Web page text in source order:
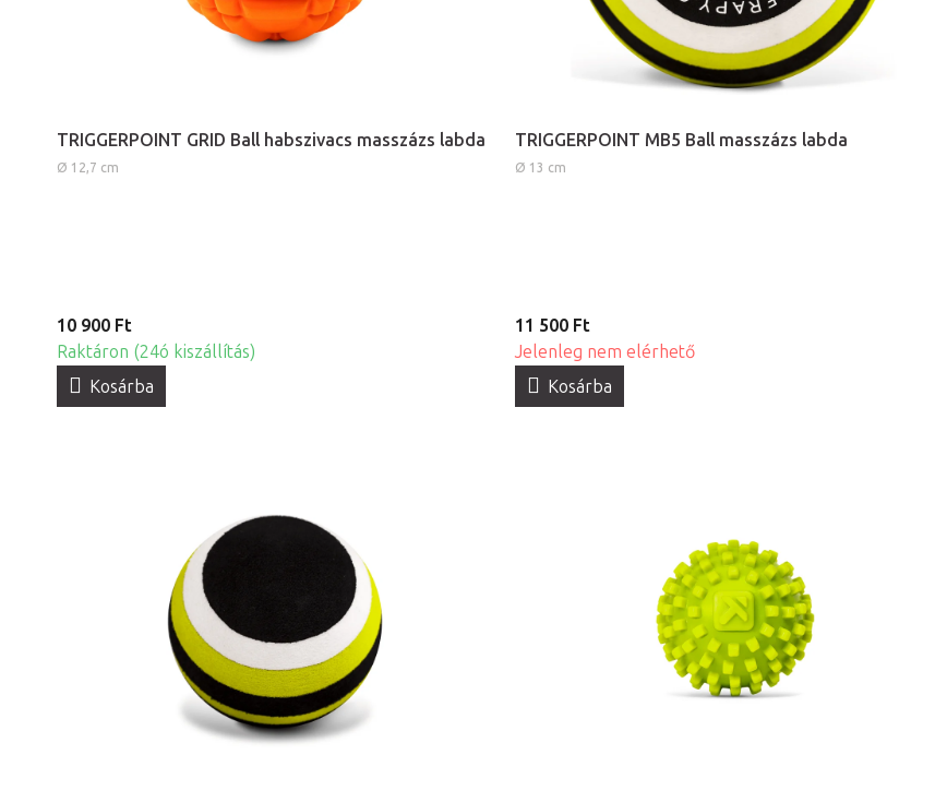
TRIGGERPOINT GRID Ball habszivacs masszázs labda
Ø 12,7 cm
10 900 Ft
Raktáron (24ó kiszállítás)
Kosárba
TRIGGERPOINT MB5 Ball masszázs labda
Ø 13 cm
11 500 Ft
Jelenleg nem elérhető
Kosárba